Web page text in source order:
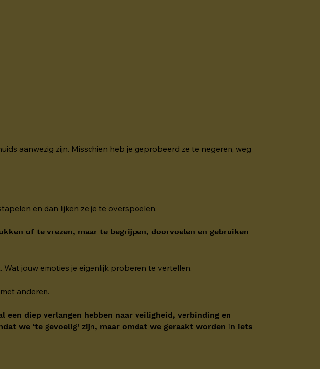
aanwezig zijn. Misschien heb je geprobeerd ze te negeren, weg
en dan lijken ze je te overspoelen.
of te vrezen, maar te begrijpen, doorvoelen en gebruiken
Wat jouw emoties je eigenlijk proberen te vertellen.
anderen.
diep verlangen hebben naar veiligheid, verbinding en
we ‘te gevoelig’ zijn, maar omdat we geraakt worden in iets